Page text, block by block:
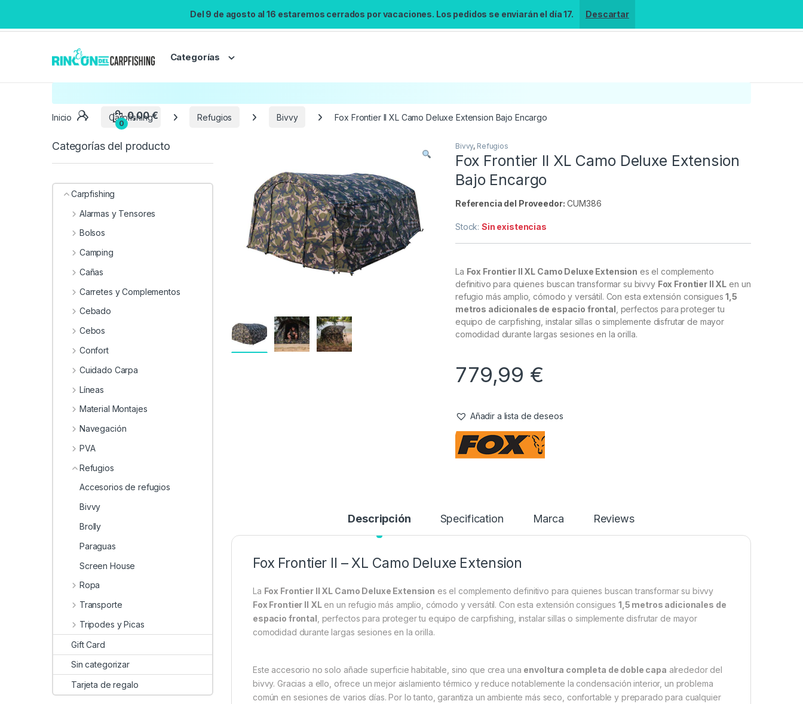
Del 9 de agosto al 16 estaremos cerrados por vacaciones. Los pedidos se enviarán el día 17. Descartar
Categorías
Búsqueda no disponible
No se pudo cargar el widget de búsqueda.
Inténtalo de nuevo.
Reintentar
Inicio Carpfishing Refugios Bivvy Fox Frontier II XL Camo Deluxe Extension Bajo Encargo
Bivvy, Refugios
Fox Frontier II XL Camo Deluxe Extension
Bajo Encargo
Referencia del Proveedor: CUM386
Stock:Sin existencias
La Fox Frontier II XL Camo Deluxe Extension es el complemento
definitivo para quienes buscan transformar su bivvy Fox Frontier II XL en un
refugio más amplio, cómodo y versátil. Con esta extensión consigues1,5
metros adicionales de espacio frontal , perfectos para proteger tu
equipo de carpfishing, instalar sillas o simplemente disfrutar de mayor
comodidad durante largas sesiones en la orilla.
779,99 €
Añadir a lista de deseos
Descripción Specification Marca Reviews
Fox Frontier II – XL Camo Deluxe Extension
La Fox Frontier II XL Camo Deluxe Extension es el complemento definitivo para quienes buscan transformar su bivvy
Fox Frontier II XLen un refugio más amplio, cómodo y versátil. Con esta extensión consigues 1,5 metros adicionales de
espacio frontal , perfectos para proteger tu equipo de carpfishing, instalar sillas o simplemente disfrutar de mayor
comodidad durante largas sesiones en la orilla.
Este accesorio no solo añade superficie habitable, sino que crea una envoltura completa de doble capa alrededor del
bivvy. Gracias a ello, ofrece un mejor aislamiento térmico y reduce notablemente la condensación interior, un problema
común en sesiones de varios días. Por lo tanto, garantiza un ambiente más seco, confortable y preparado para cualquier
Categorías del producto
Carpfishing
Alarmas y Tensores
Bolsos
Camping
Cañas
Carretes y Complementos
Cebado
Cebos
Confort
Cuidado Carpa
Líneas
Material Montajes
Navegación
PVA
Refugios
Accesorios de refugios
Bivvy
Brolly
Paraguas
Screen House
Ropa
Transporte
Tripodes y Picas
Gift Card
Sin categorizar
Tarjeta de regalo